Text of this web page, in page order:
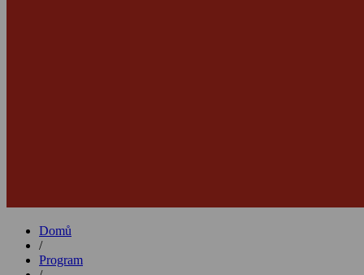
Domů
/
Program